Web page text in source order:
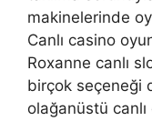
makinelerinde
Canlı casino
Roxanne canlı
birçok seçeneği
olağanüstü